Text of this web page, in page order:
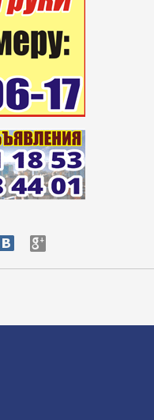
æ è